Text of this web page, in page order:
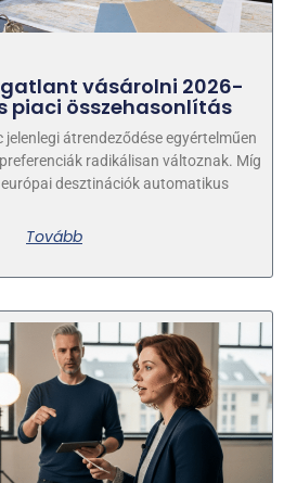
vásárolni 2026-
piaci összehasonlítás
átrendeződése egyértelműen
radikálisan változnak. Míg
desztinációk automatikus
Tovább